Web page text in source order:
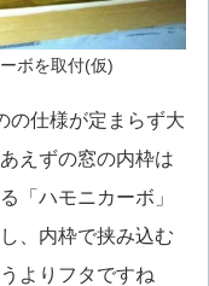
ボを取付(仮)
の仕様が定まらず大
えずの窓の内枠は
「ハモニカーボ」
、内枠で挟み込む
よりフタですね